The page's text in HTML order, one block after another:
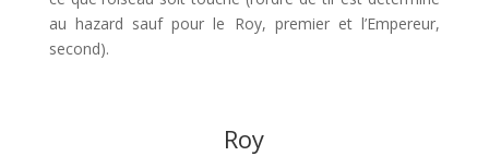
au hazard sauf pour le Roy, premier et l’Empereur,
second).
Roy